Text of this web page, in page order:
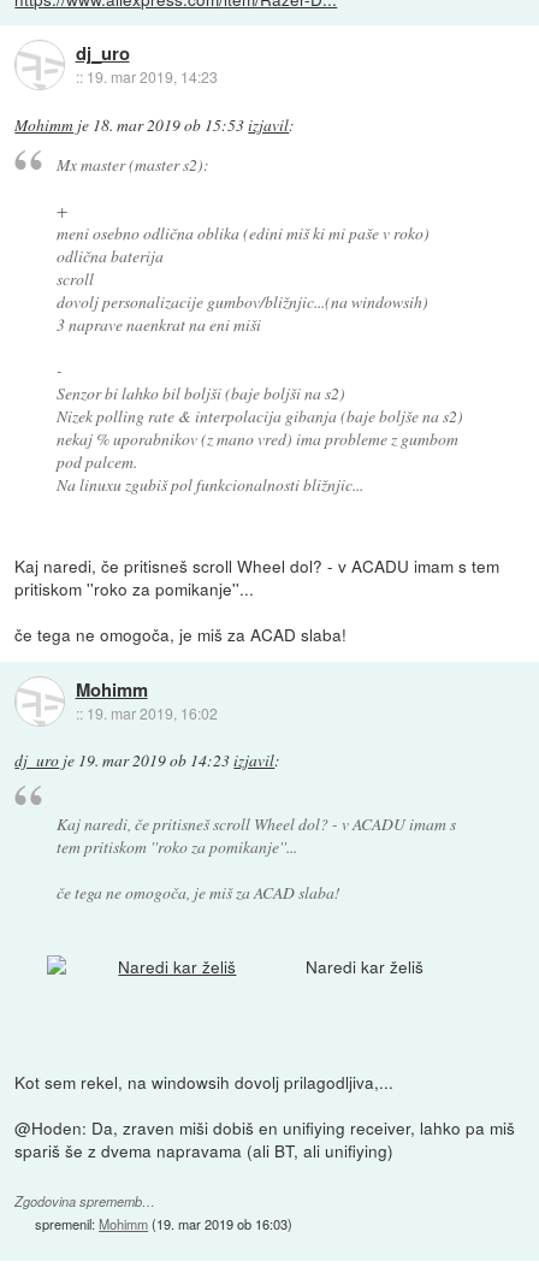
dj_uro
:: 19. mar 2019, 14:23
Mohimm je 18. mar 2019 ob 15:53izjavil:
Mx master (master s2):
+
meni osebno odlična oblika (edini miš ki mi paše v roko)
odlična baterija
scroll
dovolj personalizacije gumbov/bližnjic...(na windowsih)
3 naprave naenkrat na eni miši
-
Senzor bi lahko bil boljši (baje boljši na s2)
Nizek polling rate & interpolacija gibanja (baje boljše na s2)
nekaj % uporabnikov (z mano vred) ima probleme z gumbom
pod palcem.
Na linuxu zgubiš pol funkcionalnosti bližnjic...
Kaj naredi, če pritisneš scroll Wheel dol? - v ACADU imam s tem
pritiskom ''roko za pomikanje''...
če tega ne omogoča, je miš za ACAD slaba!
Mohimm
:: 19. mar 2019, 16:02
dj_uro je 19. mar 2019 ob 14:23izjavil:
Kaj naredi, če pritisneš scroll Wheel dol? - v ACADU imam s
tem pritiskom ''roko za pomikanje''...
če tega ne omogoča, je miš za ACAD slaba!
Naredi kar želiš
Kot sem rekel, na windowsih dovolj prilagodljiva,...
@Hoden: Da, zraven miši dobiš en unifiying receiver, lahko pa miš
spariš še z dvema napravama (ali BT, ali unifiying)
Zgodovina sprememb…
spremenil:Mohimm(19. mar 2019 ob 16:03)